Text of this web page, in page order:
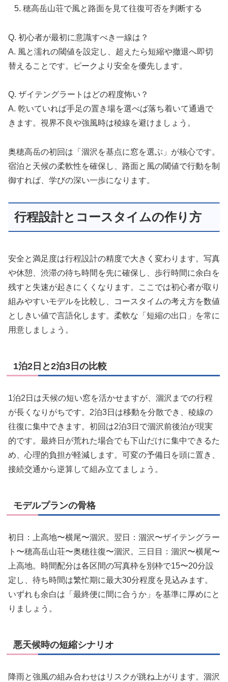
穂高岳山荘で風と路面を見て往復可否を判断する
Q. 初心者が最初に意識すべき一線は？
A. 風と濡れの閾値を設定し、超えたら短縮や撤退へ即切
替えることです。ピークより安全を優先します。
Q. ザイテングラートはどの程度怖い？
A. 乾いていれば手足の置き場を選べば落ち着いて通過で
きます。視界不良や強風時は稜線を避けましょう。
奥穂高岳の初回は「涸沢を基点に窓を選ぶ」が核心です。
宿泊と天候の柔軟性を確保し、路面と風の閾値で行動を制
御すれば、学びの深い一歩になります。
行程設計とコースタイムの作り方
安全と満足度は行程設計の精度で大きく変わります。写真
や休憩、渋滞の待ち時間を先に確保し、歩行時間に余白を
残すと失速が起きにくくなります。ここでは初心者が取り
組みやすいモデルを比較し、コースタイムの考え方を数値
としきい値で言語化します。柔軟な「短縮の出口」を常に
用意しましょう。
1泊2日と2泊3日の比較
1泊2日は天候の短い窓を活かせますが、涸沢までの行程
が長くなりがちです。2泊3日は移動を分散でき、稜線の
往復に集中できます。初回は2泊3日で涸沢前後泊が現実
的です。最終日が荒れた場合でも下山だけに集中できるた
め、心理的負担が軽減します。可変の予備日を頭に置き、
接続交通から逆算して組み立てましょう。
モデルプランの骨格
初日：上高地〜横尾〜涸沢。翌日：涸沢〜ザイテングラー
ト〜穂高岳山荘〜奥穂往復〜涸沢。三日目：涸沢〜横尾〜
上高地。時間配分は各区間の写真枠を別枠で15〜20分設
定し、待ち時間は繁忙期に最大30分程度を見込みます。
いずれも余白は「最終便に間に合うか」を基準に厚めにと
りましょう。
悪天候時の短縮シナリオ
降雨と強風の組み合わせはリスクが跳ね上がります。涸沢